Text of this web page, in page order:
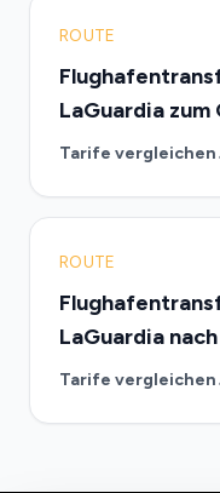
ROUTE
LaGuardia
Tarife vergleichen
ROUTE
LaGuardia
Tarife vergleichen